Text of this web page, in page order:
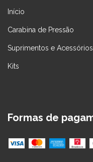
Início
Carabina de Pressão
Suprimentos e Acessórios
Kits
Formas de